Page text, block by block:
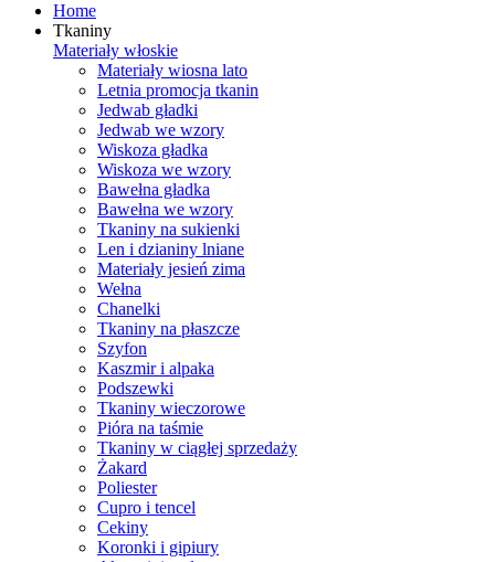
Home
Tkaniny
Materiały włoskie
Materiały wiosna lato
Letnia promocja tkanin
Jedwab gładki
Jedwab we wzory
Wiskoza gładka
Wiskoza we wzory
Bawełna gładka
Bawełna we wzory
Tkaniny na sukienki
Len i dzianiny lniane
Materiały jesień zima
Wełna
Chanelki
Tkaniny na płaszcze
Szyfon
Kaszmir i alpaka
Podszewki
Tkaniny wieczorowe
Pióra na taśmie
Tkaniny w ciągłej sprzedaży
Żakard
Poliester
Cupro i tencel
Cekiny
Koronki i gipiury